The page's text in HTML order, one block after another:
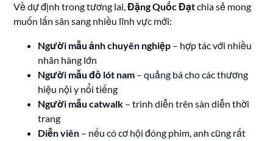
Về dự định trong tương lai,Đặng Quốc Đạtchia sẻ mong
muốn lấn sân sang nhiều lĩnh vực mới:
Người mẫu ảnh chuyên nghiệp – hợp tác với nhiều
nhãn hàng lớn
Người mẫu đồ lót nam – quảng bá cho các thương
hiệu nội y nổi tiếng
Người mẫu catwalk – trình diễn trên sàn diễn thời
trang
Diễn viên – nếu có cơ hội đóng phim, anh cũng rất